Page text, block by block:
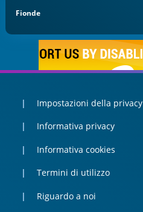
Fionde
Impostazioni della privacy
Informativa privacy
Informativa cookies
Termini di utilizzo
Riguardo a noi